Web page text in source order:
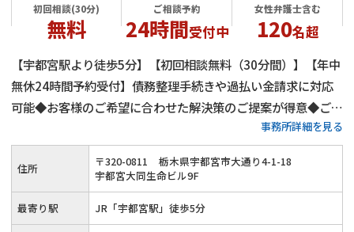
初回相談(30分)
無料
ご相談予約
24時間受付中
女性弁護士含む
120名超
【宇都宮駅より徒歩5分】【初回相談無料（30分間）】【年中
無休24時間予約受付】債務整理手続きや過払い金請求に対応
可能◆お客様のご希望に合わせた解決策のご提案が得意◆ご契
約後は迅速かつ的確に対応◆「弁護士がいるから大丈夫」と思
っていただけるよう、お客様に寄り添いながら借金問題の解決
を目指します。
事務所詳細を見る
住所 〒320-0811
栃木県宇都宮市大通り4-1-18
宇都宮大同生命ビル9F
最寄り駅 JR「宇都宮駅」徒歩5分